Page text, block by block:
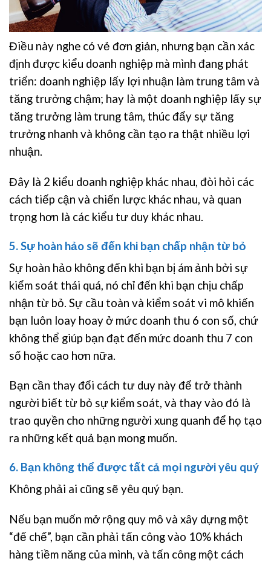
Điều này nghe có vẻ đơn giản, nhưng bạn cần xác
định được kiểu doanh nghiệp mà mình đang phát
triển: doanh nghiệp lấy lợi nhuận làm trung tâm và
tăng trưởng chậm; hay là một doanh nghiệp lấy sự
tăng trưởng làm trung tâm, thúc đẩy sự tăng
trưởng nhanh và không cần tạo ra thật nhiều lợi
nhuận.
Đây là 2 kiểu doanh nghiệp khác nhau, đòi hỏi các
cách tiếp cận và chiến lược khác nhau, và quan
trọng hơn là các kiểu tư duy khác nhau.
5. Sự hoàn hảo sẽ đến khi bạn chấp nhận từ bỏ
Sự hoàn hảo không đến khi bạn bị ám ảnh bởi sự
kiểm soát thái quá, nó chỉ đến khi bạn chịu chấp
nhận từ bỏ. Sự cầu toàn và kiểm soát vi mô khiến
bạn luôn loay hoay ở mức doanh thu 6 con số, chứ
không thể giúp bạn đạt đến mức doanh thu 7 con
số hoặc cao hơn nữa.
Bạn cần thay đổi cách tư duy này để trở thành
người biết từ bỏ sự kiểm soát, và thay vào đó là
trao quyền cho những người xung quanh để họ tạo
ra những kết quả bạn mong muốn.
6. Bạn không thể được tất cả mọi người yêu quý
Không phải ai cũng sẽ yêu quý bạn.
Nếu bạn muốn mở rộng quy mô và xây dựng một
“đế chế”, bạn cần phải tấn công vào 10% khách
hàng tiềm năng của mình, và tấn công một cách